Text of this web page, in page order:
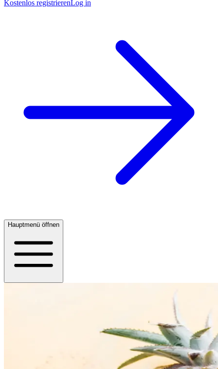
Kostenlos registrierenLog in
Hauptmenü öffnen